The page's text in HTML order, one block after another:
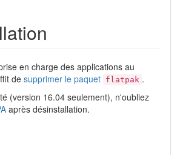
en charge des applications au
de supprimer le paquet flatpak .
(version 16.04 seulement), n'oubliez
après désinstallation.